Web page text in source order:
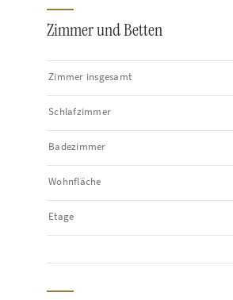
Zimmer und Betten
Zimmer insgesamt
Schlafzimmer
Badezimmer
Wohnfläche
Etage